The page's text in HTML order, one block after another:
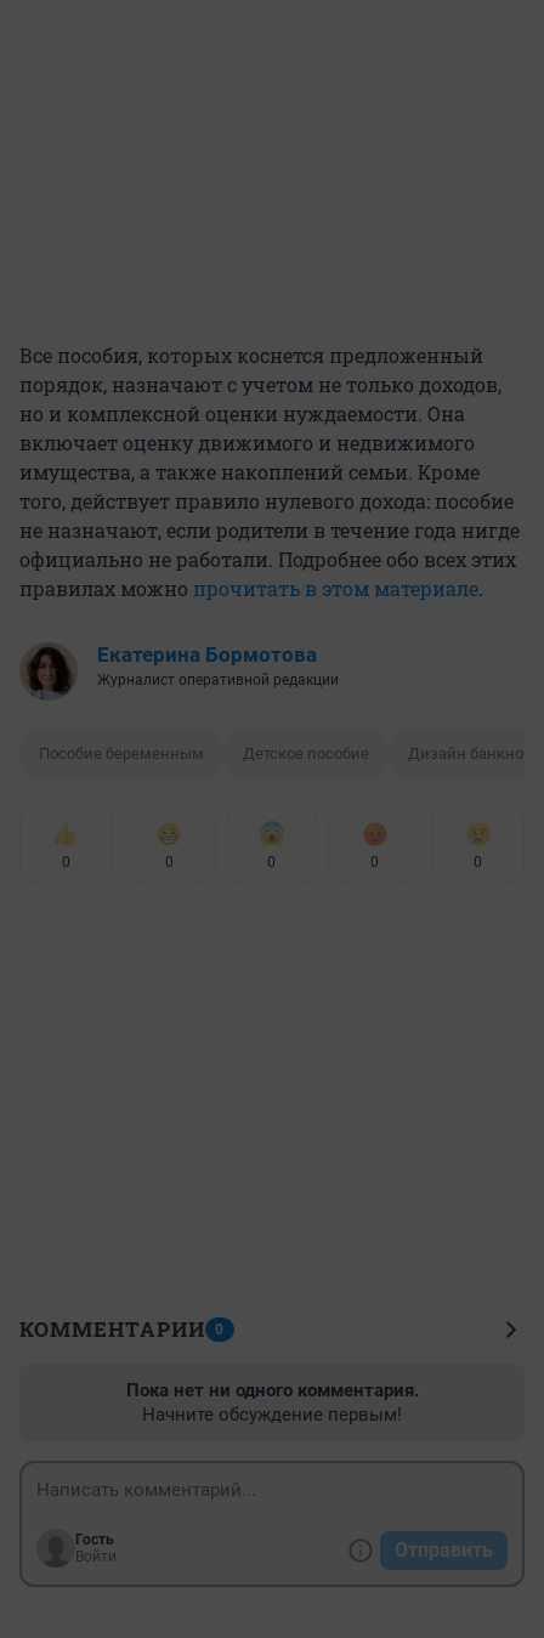
Все пособия, которых коснется предложенный
порядок, назначают с учетом не только доходов,
но и комплексной оценки нуждаемости. Она
включает оценку движимого и недвижимого
имущества, а также накоплений семьи. Кроме
того, действует правило нулевого дохода: пособие
не назначают, если родители в течение года нигде
официально не работали. Подробнее обо всех этих
правилах можно прочитать в этом материале.
Екатерина Бормотова
Журналист оперативной редакции
Пособие беременным Детское пособие Дизайн банкнот
0 0 0 0 0
КОММЕНТАРИИ 0
Пока нет ни одного комментария.
Начните обсуждение первым!
Гость
Войти
Отправить